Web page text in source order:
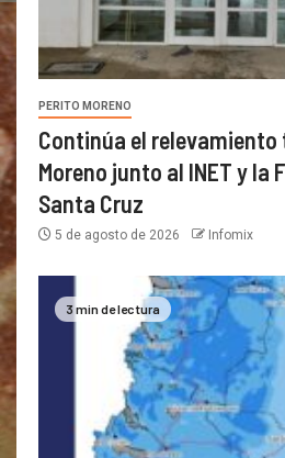
PERITO MORENO
Continúa el
Moreno junto al INET y la
Santa Cruz
5 de agosto de 2026 Infomix
3 min de lectura